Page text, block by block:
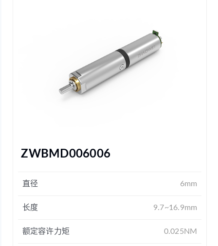
ZWBMD006006
直径 6mm
长度 9.7~16.9mm
额定容许力矩 0.025NM